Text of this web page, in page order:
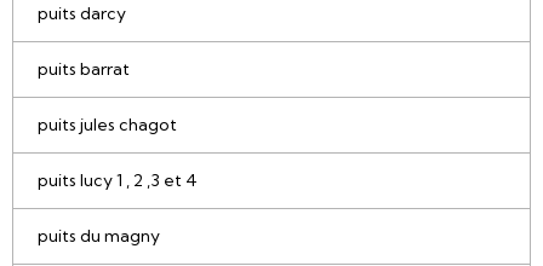
puits darcy
puits barrat
puits jules chagot
puits lucy 1 , 2 ,3 et 4
puits du magny